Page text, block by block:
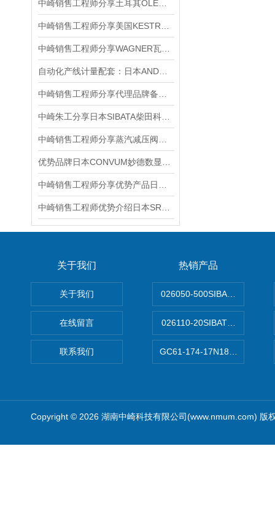
关于我们
关于我们
在线留言
联系我们
热销产品
026050-500SIBATA 500mL
026110-20SIBATA柴田科学
GC61-174-
Copyright © 2026 湖南中崎科技有限公司(www.nmum.com) 版